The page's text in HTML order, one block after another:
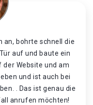
an, bohrte schnell die
auf und baute ein
der Website und am
und ist auch bei
. Das ist genau die
anrufen möchten!